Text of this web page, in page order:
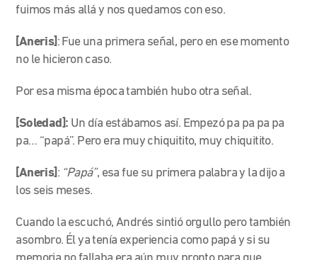
fuimos más allá y nos quedamos con eso.
[Aneris] : Fue una primera señal, pero en ese momento
no le hicieron caso.
Por esa misma época también hubo otra señal.
[Soledad]: Un día estábamos así. Empezó pa pa pa pa
pa… “papá”. Pero era muy chiquitito, muy chiquitito.
[Aneris] : “Papá”, esa fue su primera palabra y la dijo a
los seis meses.
Cuando la escuchó, Andrés sintió orgullo pero también
asombro. Él ya tenía experiencia como papá y si su